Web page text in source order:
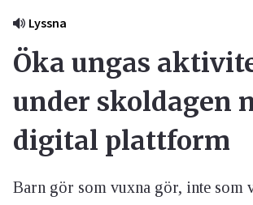
Lyssna
Öka ungas
under skoldagen
digital plattform
Barn gör som vuxna gör, inte som